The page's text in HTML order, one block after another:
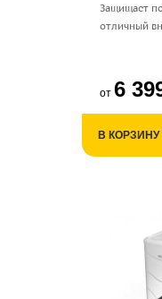
Защищает
отличный
от 6
В КОРЗИНУ